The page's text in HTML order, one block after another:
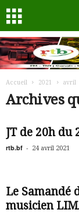
Accueil 2021 avril
Archives
JT de 20h du
rtb.bf - 24 avril 2021
Le Samandé
musicien